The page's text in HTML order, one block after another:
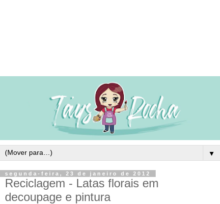
▼
segunda-feira, 23 de janeiro de 2012
Reciclagem - Latas florais em
decoupage e pintura